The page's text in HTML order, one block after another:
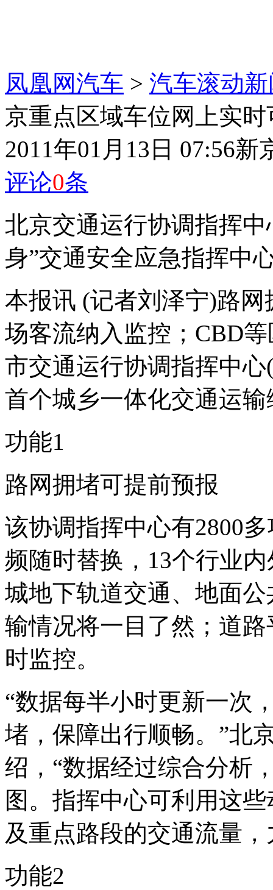
凤凰网汽车 > 汽车滚动
京重点区域车位网上实
2011年01月13日 07:56新
评论0条
北京交通运行协调指挥
身”交通安全应急指挥中
本报讯 (记者刘泽宁)路
场客流纳入监控；CBD
市交通运行协调指挥中
首个城乡一体化交通运
功能1
路网拥堵可提前预报
该协调指挥中心有2800
频随时替换，13个行业
城地下轨道交通、地面
输情况将一目了然；道
时监控。
“数据每半小时更新一次
堵，保障出行顺畅。”北
绍，“数据经过综合分析
图。指挥中心可利用这
及重点路段的交通流量
功能2